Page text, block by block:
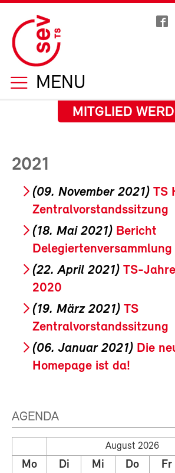
MENU
MITGLIED
2021
(09. November 2021) TS
Zentralvorstandssitzung
(18. Mai 2021) Bericht
Delegiertenversammlung
(22. April 2021) TS-
2020
(19. März 2021) TS
Zentralvorstandssitzung
(06. Januar 2021) Die
Homepage ist da!
AGENDA
August 2026
Mo Di Mi Do Fr